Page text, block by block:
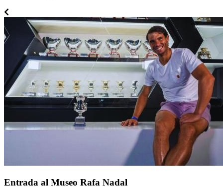
Entrada al Museo Rafa Nadal